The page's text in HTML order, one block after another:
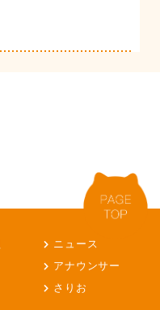
ニュース
アナウンサー
さりお